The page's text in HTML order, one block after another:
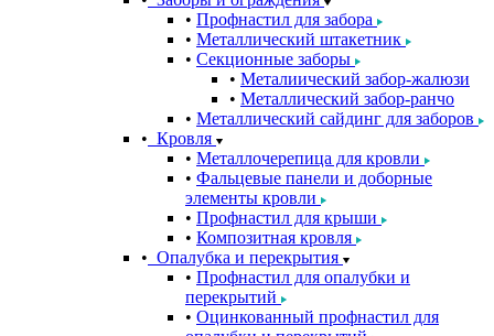
Профнастил для забора
Металлический штакетник
Секционные заборы
Металиический забор-жалюзи
Металлический забор-ранчо
Металлический сайдинг для заборов
Кровля
Металлочерепица для кровли
Фальцевые панели и доборные
элементы кровли
Профнастил для крыши
Композитная кровля
Опалубка и перекрытия
Профнастил для опалубки и
перекрытий
Оцинкованный профнастил для